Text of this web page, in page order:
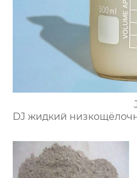
DJ жидкий